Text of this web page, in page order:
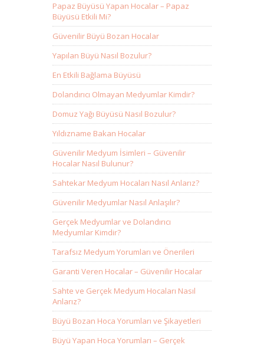
Papaz Büyüsü Yapan Hocalar – Papaz
Büyüsü Etkili Mi?
Güvenilir Büyü Bozan Hocalar
Yapılan Büyü Nasıl Bozulur?
En Etkili Bağlama Büyüsü
Dolandırıcı Olmayan Medyumlar Kimdir?
Domuz Yağı Büyüsü Nasıl Bozulur?
Yıldızname Bakan Hocalar
Güvenilir Medyum İsimleri – Güvenilir
Hocalar Nasıl Bulunur?
Sahtekar Medyum Hocaları Nasıl Anlarız?
Güvenilir Medyumlar Nasıl Anlaşılır?
Gerçek Medyumlar ve Dolandırıcı
Medyumlar Kimdir?
Tarafsız Medyum Yorumları ve Önerileri
Garanti Veren Hocalar – Güvenilir Hocalar
Sahte ve Gerçek Medyum Hocaları Nasıl
Anlarız?
Büyü Bozan Hoca Yorumları ve Şikayetleri
Büyü Yapan Hoca Yorumları – Gerçek